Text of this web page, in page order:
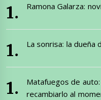
Ramona Galarza:
La sonrisa: la dueña
Matafuegos de
recambiarlo al